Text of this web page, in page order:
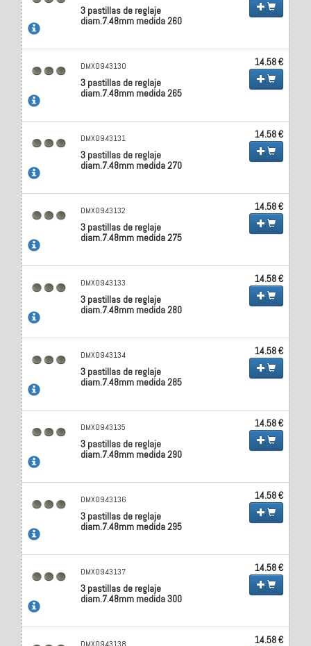
3 pastillas de reglaje
diam.7.48mm medida 260
DMX0943130
3 pastillas de reglaje
diam.7.48mm medida 265
14.58 €
DMX0943131
3 pastillas de reglaje
diam.7.48mm medida 270
14.58 €
DMX0943132
3 pastillas de reglaje
diam.7.48mm medida 275
14.58 €
DMX0943133
3 pastillas de reglaje
diam.7.48mm medida 280
14.58 €
DMX0943134
3 pastillas de reglaje
diam.7.48mm medida 285
14.58 €
DMX0943135
3 pastillas de reglaje
diam.7.48mm medida 290
14.58 €
DMX0943136
3 pastillas de reglaje
diam.7.48mm medida 295
14.58 €
DMX0943137
3 pastillas de reglaje
diam.7.48mm medida 300
14.58 €
DMX0943138 14.58 €